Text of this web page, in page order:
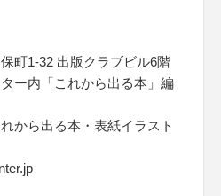
町1-32 出版クラブビル6階
ー内「これから出る本」編
から出る本・表紙イラスト